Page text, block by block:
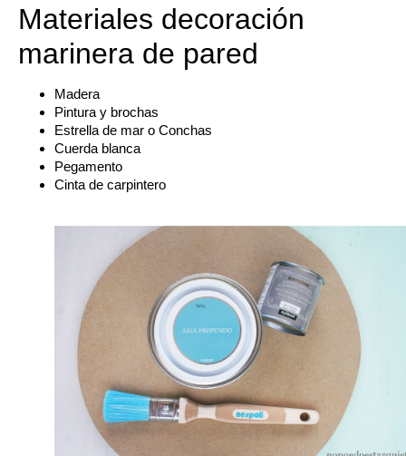
Materiales decoración
marinera de pared
Madera
Pintura y brochas
Estrella de mar o Conchas
Cuerda blanca
Pegamento
Cinta de carpintero